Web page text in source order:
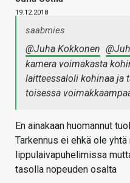
19.12.2018
saabmies
@Juha Kokkonen
kamera voimakasta
laitteessaloli kohinaa ja
toisessa
En ainakaan huomannut
Tarkennus ei ehkä ole yhtä
lippulaivapuhelimissa
tasolla nopeuden osalta